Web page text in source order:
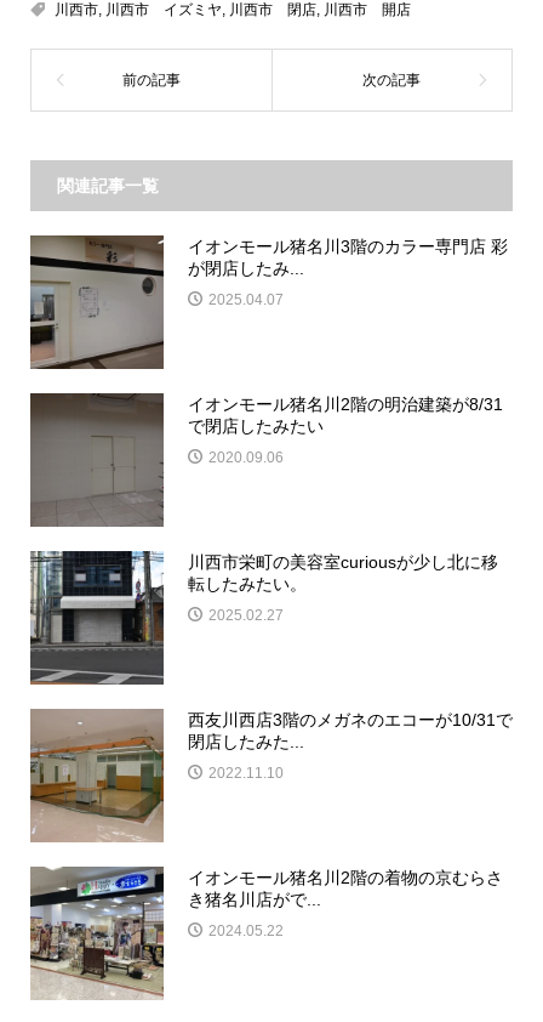
川西市, 川西市 イズミヤ 川西市 閉店, 川西市 開店
関連記事一覧
イオンモール猪名川3階のカラー専門店 彩
が閉店したみ...
2025.04.07
イオンモール猪名川2階の明治建築が8/31
で閉店したみたい
2020.09.06
川西市栄町の美容室curiousが少し北に移
転したみたい。
2025.02.27
西友川西店3階のメガネのエコーが10/31で
閉店したみた...
2022.11.10
イオンモール猪名川2階の着物の京むらさ
き猪名川店がで...
2024.05.22